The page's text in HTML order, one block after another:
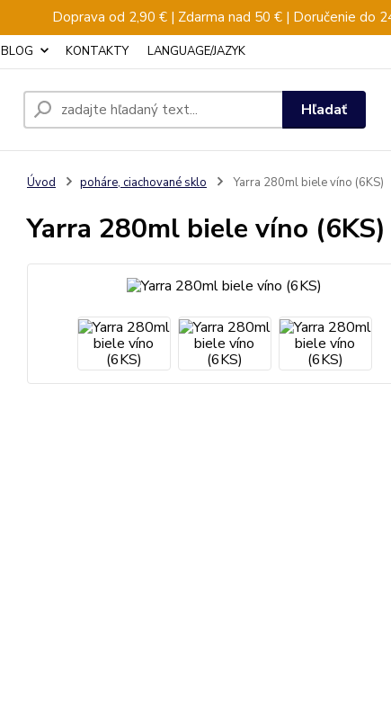
Doprava od 2,90 € | Zdarma nad 50 € | Doručenie do
BLOG KONTAKTY LANGUAGE/JAZYK
Hľadať
Úvod poháre, ciachované sklo Yarra 280ml biele víno (6KS)
Yarra 280ml biele víno (6KS)